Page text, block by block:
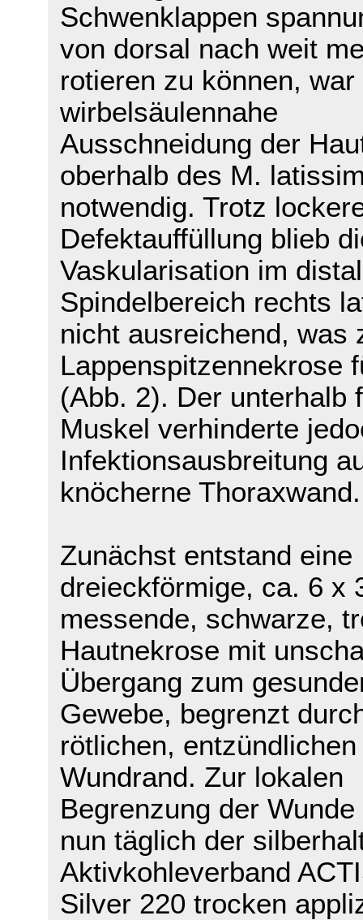
Schwenklappen
von dorsal nach weit
rotieren zu können, war
wirbelsäulennahe
Ausschneidung der
oberhalb des M.
notwendig. Trotz
Defektauffüllung blieb
Vaskularisation im
Spindelbereich rechts
nicht ausreichend, was
Lappenspitzennekrose
(Abb. 2). Der unterhalb
Muskel verhinderte
Infektionsausbreitung
knöcherne Thoraxwand.
Zunächst entstand eine
dreieckförmige, ca. 6 x
messende, schwarze,
Hautnekrose mit
Übergang zum
Gewebe, begrenzt
rötlichen, entzündlichen
Wundrand. Zur lokalen
Begrenzung der Wunde
nun täglich der
Aktivkohleverband
Silver 220 trocken